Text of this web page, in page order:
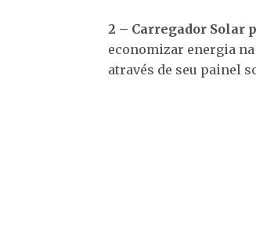
2 – Carregador Solar
economizar energia
através de seu painel